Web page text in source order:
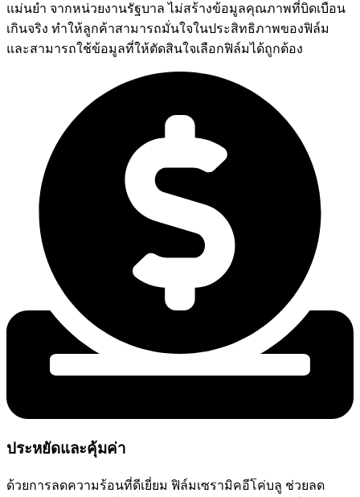
แม่นยำ จากหน่วยงานรัฐบาล ไม่สร้างข้อมูลคุณภาพที่บิดเบือน
เกินจริง ทำให้ลูกค้าสามารถมั่นใจในประสิทธิภาพของฟิล์ม
และสามารถใช้ข้อมูลที่ให้ตัดสินใจเลือกฟิล์มได้ถูกต้อง
ประหยัดและคุ้มค่า
ด้วยการลดความร้อนที่ดีเยี่ยม ฟิล์มเซรามิคอีโค่บลู ช่วยลด